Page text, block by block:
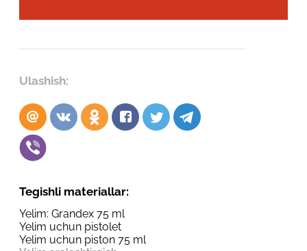
Ulashish:
Tegishli materiallar:
Yelim: Grandex 75 ml
Yelim uchun pistolet
Yelim uchun piston 75 ml
ARIZANI YUBORISH
Robot emasligingizni tasdiqlang